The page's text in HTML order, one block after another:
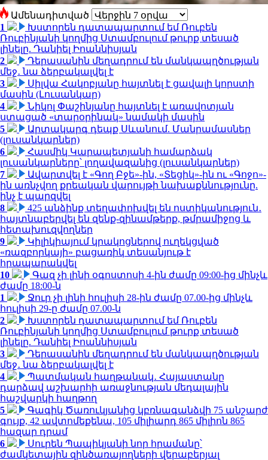
Ամենադիտված
1
Խստորեն դատապարտում եմ Ռուբեն
Ռուբինյանի կողմից Ստամբուլում թուրք տեսած
լինելը. Դանիել Իոաննիսյան
2
Դերասանին մեղադրում են մանկապղծության
մեջ․ նա ձերբակալվել է
3
Սիլվա Հակոբյանը հայտնել է ցավալի կորստի
մասին (Լուսանկար)
4
Նիկոլ Փաշինյանը հայտնել է առավոտյան
ստացած «տարօրինակ» նամակի մասին
5
Արտակարգ դեպք Սևանում. Մանրամասներ
(լուսանկարներ)
6
Հասմիկ Կարապետյանի համարձակ
լուսանկարները՝ լողավազանից (լուսանկարներ)
7
Ավարտվել է «Գող Բջե»-ին, «Տեցիկ»-ին ու «Գոջո»-
ին առնչվող քրեական վարույթի նախաքննությունը.
ինչ է պարզվել
8
425 անձինք տեղափոխվել են ոստիկանություն․
հայտնաբերվել են զենք-զինամթերք, թմրամիջոց և
հետախուզվողներ
9
Կիլիկիայում կրակոցներով ուղեկցված
«ռազբորկայի» բացառիկ տեսանյութ է
հրապարակվել
10
Գազ չի լինի օգոստոսի 4-ին ժամը 09:00-ից մինչև
ժամը 18:00-ն
1
Ջուր չի լինի հուլիսի 28-ին ժամը 07.00-ից մինչև
հուլիսի 29-ը ժամը 07.00-ն
2
Խստորեն դատապարտում եմ Ռուբեն
Ռուբինյանի կողմից Ստամբուլում թուրք տեսած
լինելը. Դանիել Իոաննիսյան
3
Դերասանին մեղադրում են մանկապղծության
մեջ․ նա ձերբակալվել է
4
Պատմական հաղթանակ․ Հայաստանը
դարձավ աշխարհի առաջնության մեդալային
հաշվարկի հաղթող
5
Գագիկ Ծառուկյանից կբռնագանձվի 75 անշարժ
գույք, 42 ավտոմեքենա, 105 միլիարդ 865 միլիոն 865
հազար դրամ
6
Սուրեն Պապիկյանի նոր հրամանը՝
ժամկետային զինծառայողների վերաբերյալ